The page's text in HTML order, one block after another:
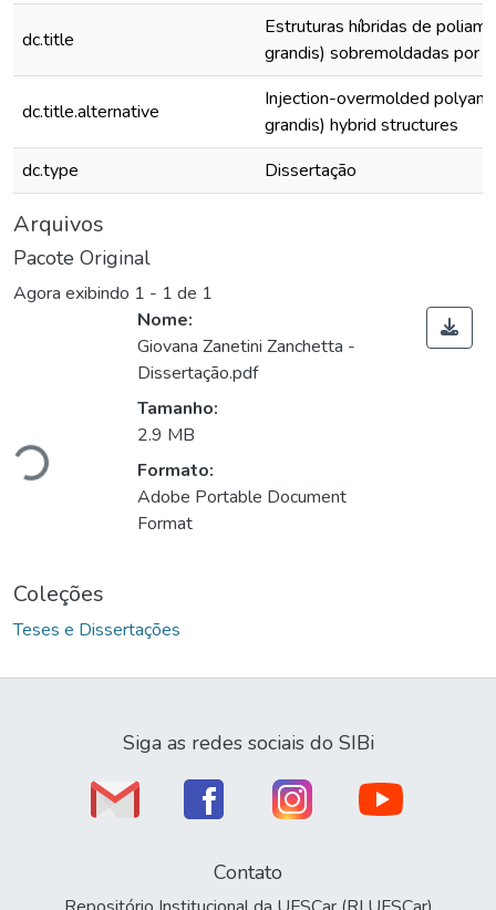
dc.title
Estruturas híbridas de
grandis) sobremoldadas por
dc.title.alternative
Injection-overmolded
grandis) hybrid structures
dc.type
Dissertação
Arquivos
Pacote Original
Agora exibindo 1 - 1 de 1
Carregando...
Nome:
Giovana Zanetini Zanchetta -
Dissertação.pdf
Tamanho:
2.9 MB
Formato:
Adobe Portable Document
Format
Coleções
Teses e Dissertações
Siga as redes sociais do SIBi
Contato